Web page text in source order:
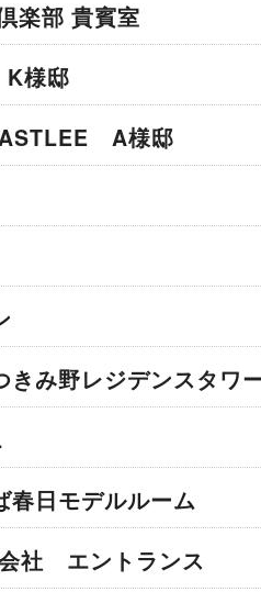
楽部 貴賓室
様邸
A様邸
きみ野レジデンスタワ
春日モデルルーム
社 エントランス